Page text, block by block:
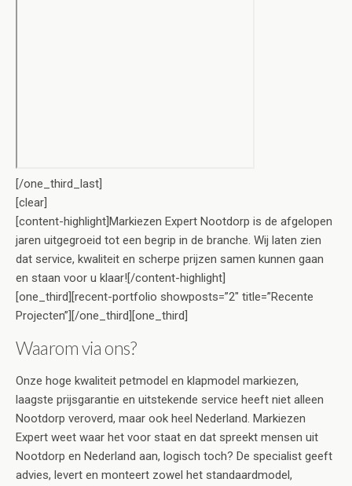
[/one_third_last]
[clear]
[content-highlight]Markiezen Expert Nootdorp is de afgelopen
jaren uitgegroeid tot een begrip in de branche. Wij laten zien
dat service, kwaliteit en scherpe prijzen samen kunnen gaan
en staan voor u klaar![/content-highlight]
[one_third][recent-portfolio showposts=”2″ title=”Recente
Projecten”][/one_third][one_third]
Waarom via ons?
Onze hoge kwaliteit petmodel en klapmodel markiezen,
laagste prijsgarantie en uitstekende service heeft niet alleen
Nootdorp veroverd, maar ook heel Nederland. Markiezen
Expert weet waar het voor staat en dat spreekt mensen uit
Nootdorp en Nederland aan, logisch toch? De specialist geeft
advies, levert en monteert zowel het standaardmodel,